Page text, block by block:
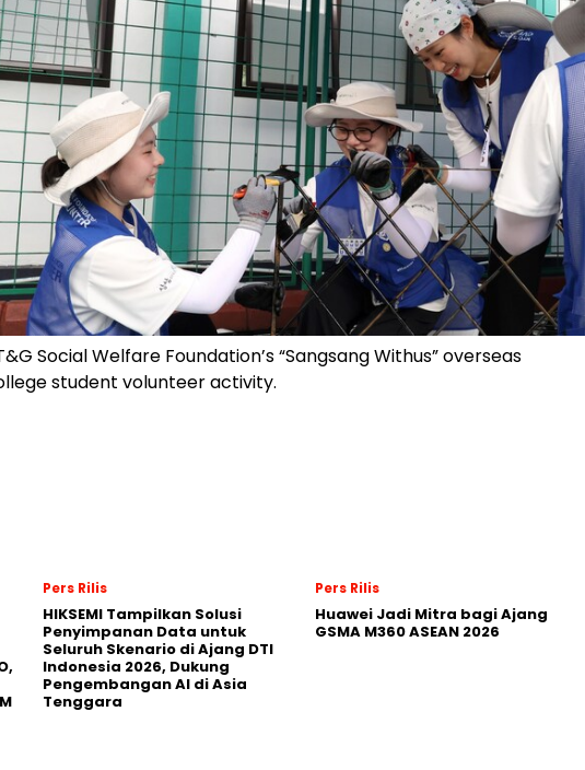
Social Welfare Foundation’s “Sangsang Withus” overseas
student volunteer activity.
Pers Rilis
HIKSEMI Tampilkan Solusi
Penyimpanan Data untuk
Seluruh Skenario di Ajang DTI
Indonesia 2026, Dukung
Pengembangan AI di Asia
Tenggara
Pers Rilis
Huawei Jadi Mitra bagi Ajang
GSMA M360 ASEAN 2026